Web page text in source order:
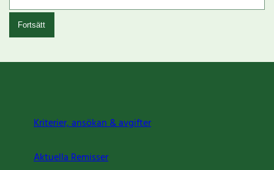
Fortsätt
Kriterier, ansökan & avgifter
Aktuella Remisser